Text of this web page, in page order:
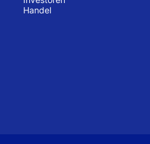
Handel